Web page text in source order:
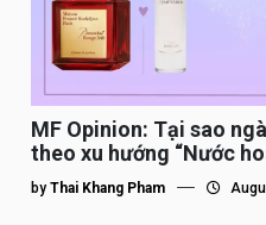
MF Opinion: Tại sao
theo xu hướng “Nước
by Thai Khang Pham